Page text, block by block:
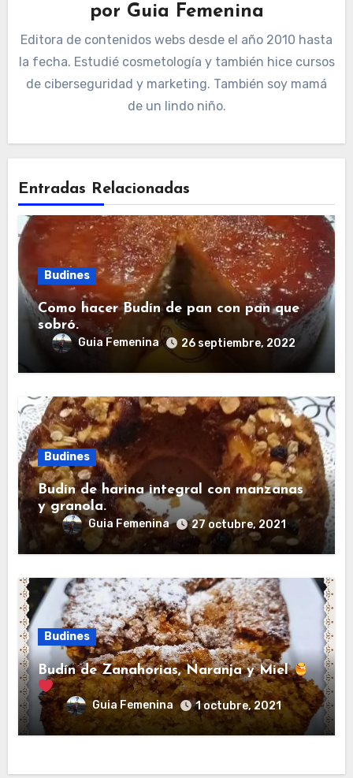
por Guia Femenina
Editora de contenidos webs desde el año 2010 hasta
la fecha. Estudié cosmetología y también hice cursos
de ciberseguridad y marketing. También soy mamá
de un lindo niño.
Entradas Relacionadas
Budines
Como hacer Budín de pan con pan que
sobró.
Guia Femenina 26 septiembre, 2022
Budines
Budín de harina integral con manzanas
y granola.
Guia Femenina 27 octubre, 2021
Budines
Budín de Zanahorias, Naranja y Miel
Guia Femenina 1 octubre, 2021